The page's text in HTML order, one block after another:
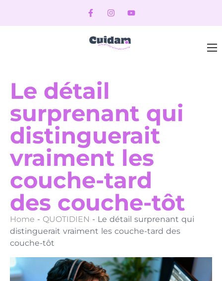
Le détail
surprenant qui
distinguerait
vraiment les
couche-tard
des couche-tôt
Home - QUOTIDIEN - Le détail surprenant qui
distinguerait vraiment les couche-tard des
couche-tôt